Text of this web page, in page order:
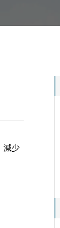
減少